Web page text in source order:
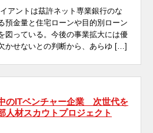
アントは茲許ネット専業銀行のな
預金量と住宅ローンや目的別ローン
図っている。今後の事業拡大には優
かせないとの判断から、あらゆ […]
のITベンチャー企業 次世代を
人材スカウトプロジェクト